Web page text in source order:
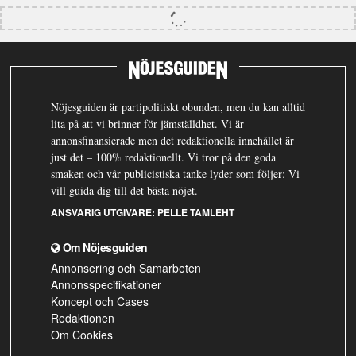
Nöjesguiden är partipolitiskt obunden, men du kan alltid
lita på att vi brinner för jämställdhet. Vi är
annonsfinansierade men det redaktionella innehållet är
just det – 100% redaktionellt. Vi tror på den goda
smaken och vår publicistiska tanke lyder som följer: Vi
vill guida dig till det bästa nöjet.
ANSVARIG UTGIVARE: PELLE TAMLEHT
Om Nöjesguiden
Annonsering och Samarbeten
Annonsspecifikationer
Koncept och Cases
Redaktionen
Om Cookies